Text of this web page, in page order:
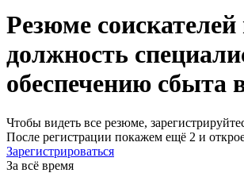
Резюме соискателей
должность
обеспечению сбыта
Чтобы видеть все резюме,
После регистрации покажем ещё 2 и
Зарегистрироваться
За всё время